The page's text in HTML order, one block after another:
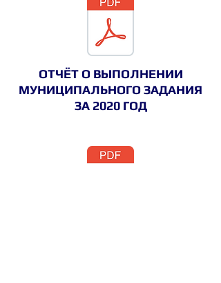
ОТЧЁТ О ВЫПОЛНЕНИИ
МУНИЦИПАЛЬНОГОЗАДАНИЯ
ЗА 2020 ГОД